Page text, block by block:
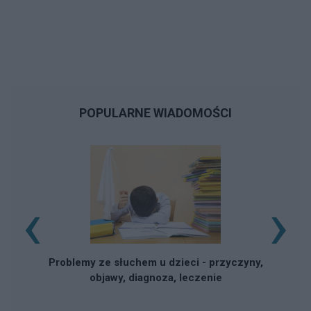
POPULARNE WIADOMOŚCI
Problemy ze słuchem u dzieci - przyczyny,
objawy, diagnoza, leczenie
‹ ›